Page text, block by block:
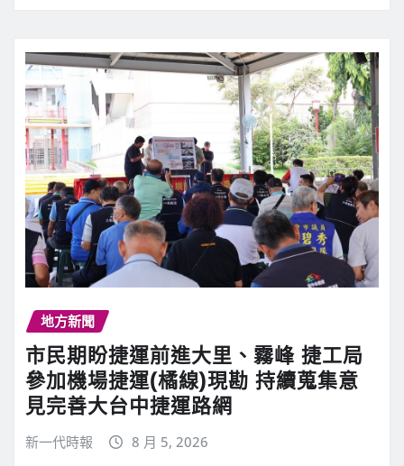
地方新聞
市民期盼捷運前進大里、霧峰 捷工局
參加機場捷運(橘線)現勘 持續蒐集意
見完善大台中捷運路網
新一代時報 8 月 5, 2026